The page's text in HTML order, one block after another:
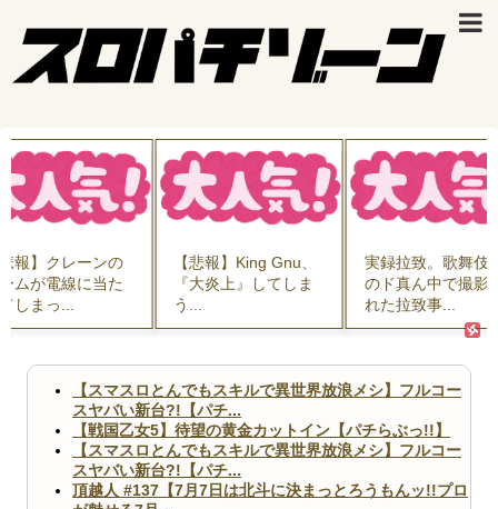
報】クレーンの
ムが電線に当た
しまっ...
【悲報】King Gnu、
『大炎上』してしま
う...
実録拉致。歌舞伎
のド真ん中で撮影
れた拉致事...
【スマスロとんでもスキルで異世界放浪メシ】フルコー
スヤバい新台?!【パチ...
【戦国乙女5】待望の黄金カットイン【パチらぶっ!!】
【スマスロとんでもスキルで異世界放浪メシ】フルコー
スヤバい新台?!【パチ...
頂越人 #137【7月7日は北斗に決まっとろうもんッ!!プロ